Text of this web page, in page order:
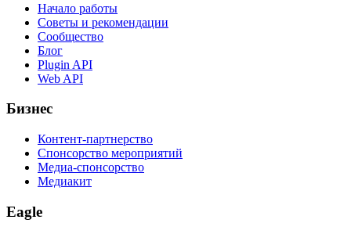
Начало работы
Советы и рекомендации
Сообщество
Блог
Plugin API
Web API
Бизнес
Контент-партнерство
Спонсорство мероприятий
Медиа-спонсорство
Медиакит
Eagle